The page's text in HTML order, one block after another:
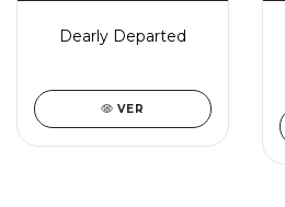
Dearly Departed
VER